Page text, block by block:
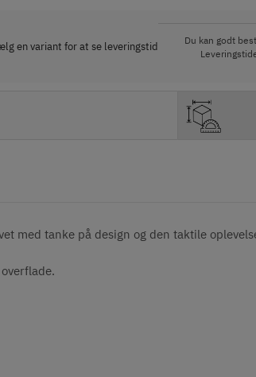
med tanke på design og den taktile
en variant for at se leveringstid
Du kan godt